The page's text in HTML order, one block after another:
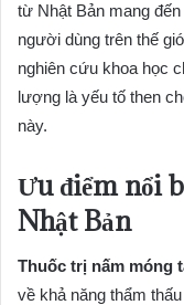
từ Nhật Bản mang
người dùng trên thế
nghiên cứu khoa học
lượng là yếu tố then
này.
Ưu điểm nổi
Nhật Bản
Thuốc trị nấm móng
về khả năng thẩm